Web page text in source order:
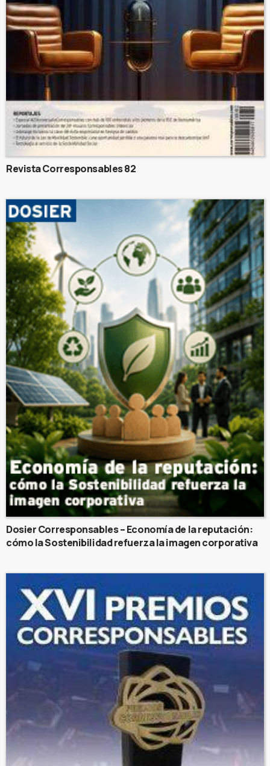
Revista Corresponsables 82
Dosier Corresponsables – Economía de la reputación:
cómo la Sostenibilidad refuerza la imagen corporativa